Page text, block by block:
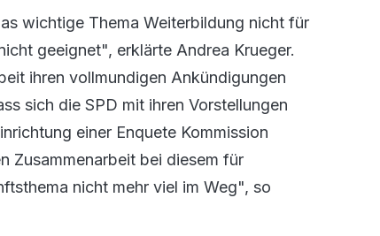
wichtige Thema Weiterbildung nicht für
geeignet", erklärte Andrea Krueger.
ihren vollmundigen Ankündigungen
sich die SPD mit ihren Vorstellungen
einer Enquete Kommission
Zusammenarbeit bei diesem für
nicht mehr viel im Weg", so